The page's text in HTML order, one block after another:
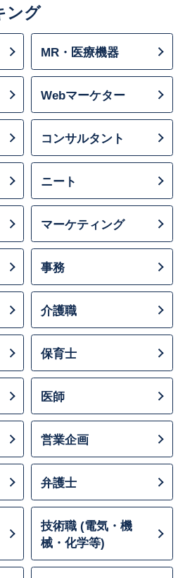
ング
MR・医療機器
Webマーケター
コンサルタント
ニート
マーケティング
事務
介護職
保育士
医師
営業企画
弁護士
技術職 (電気・機
械・化学等)